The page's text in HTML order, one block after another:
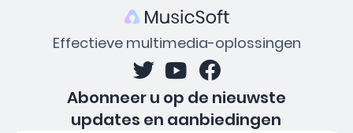
Effectieve multimedia-oplossingen
Abonneer u op de nieuwste
updates en aanbiedingen